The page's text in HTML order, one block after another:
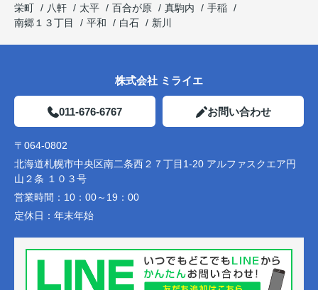
栄町
八軒 太平 百合が原 真駒内
手稲
南郷１３丁目
平和 白石 新川
株式会社 ミライエ
011-676-6767 お問い合わせ
〒064-0802
北海道札幌市中央区南二条西２７丁目1-20 アルファスクエア円
山２条 １０３号
営業時間： 10：00～19：00
定休日： 年末年始